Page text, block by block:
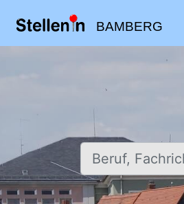
BAMBERG
Beruf, Fachrichtung,